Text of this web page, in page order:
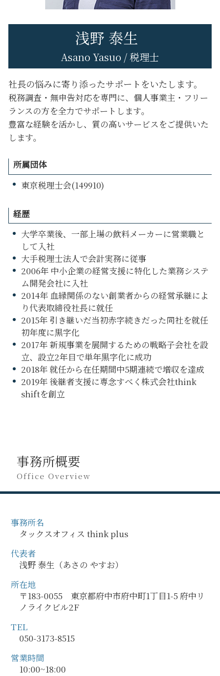
浅野 泰生
Asano Yasuo / 税理士
社長の悩みに寄り添ったサポートをいたします。
税務調査・無申告対応を専門に、個人事業主・フリー
ランスの方を全力でサポートします。
豊富な経験を活かし、質の高いサービスをご提供いた
します。
所属団体
東京税理士会(149910)
経歴
大学卒業後、一部上場の飲料メーカーに営業職と
して入社
大手税理士法人で会計実務に従事
2006年 中小企業の経営支援に特化した業務システ
ム開発会社に入社
2014年 血縁関係のない創業者からの経営承継によ
り代表取締役社長に就任
2015年 引き継いだ当初赤字続きだった同社を就任
初年度に黒字化
2017年 新規事業を展開するための戦略子会社を設
立、設立2年目で単年黒字化に成功
2018年 就任から在任期間中5期連続で増収を達成
2019年 後継者支援に専念すべく株式会社think
shiftを創立
事務所概要
Office Overview
事務所名
タックスオフィス think plus
代表者
浅野 泰生（あさの やすお）
所在地
〒183-0055 東京都府中市府中町1丁目1-5 府中リ
ノライクビル2F
TEL
050-3173-8515
営業時間
10:00~18:00